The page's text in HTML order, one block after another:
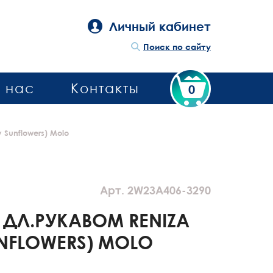
Личный кабинет
Поиск по сайту
0
Контакты
Molo
Арт. 2W23A406-3290
RENIZA
MOLO